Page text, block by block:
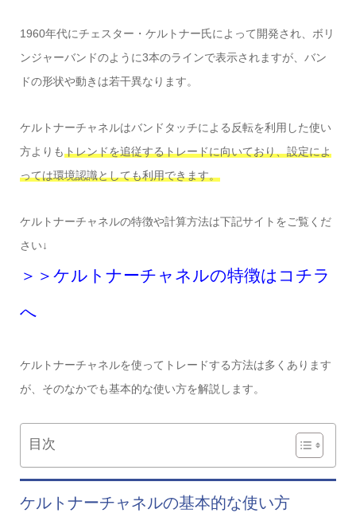
1960年代にチェスター・ケルトナー氏によって開発され、ボリ
ンジャーバンドのように3本のラインで表示されますが、バン
ドの形状や動きは若干異なります。
ケルトナーチャネルはバンドタッチによる反転を利用した使い
方よりもトレンドを追従するトレードに向いており、設定によ
っては環境認識としても利用できます。
ケルトナーチャネルの特徴や計算方法は下記サイトをご覧くだ
さい↓
＞＞ケルトナーチャネルの特徴はコチラ
へ
ケルトナーチャネルを使ってトレードする方法は多くあります
が、そのなかでも基本的な使い方を解説します。
目次
ケルトナーチャネルの基本的な使い方